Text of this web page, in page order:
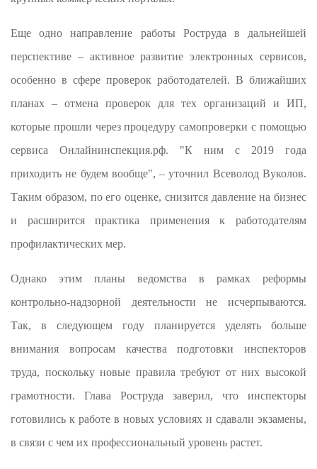
Еще одно направление работы Роструда в дальнейшей
перспективе – активное развитие электронных сервисов,
особенно в сфере проверок работодателей. В ближайших
планах – отмена проверок для тех организаций и ИП,
которые прошли через процедуру самопроверки с помощью
сервиса Онлайнинспекция.рф. "К ним с 2019 года
приходить не будем вообще", – уточнил Всеволод Вуколов.
Таким образом, по его оценке, снизится давление на бизнес
и расширится практика применения к работодателям
профилактических мер.
Однако этим планы ведомства в рамках реформы
контрольно-надзорной деятельности не исчерпываются.
Так, в следующем году планируется уделять больше
внимания вопросам качества подготовки инспекторов
труда, поскольку новые правила требуют от них высокой
грамотности. Глава Роструда заверил, что инспекторы
готовились к работе в новых условиях и сдавали экзамены,
в связи с чем их профессиональный уровень растет.